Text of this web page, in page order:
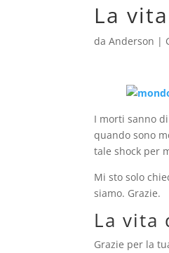
La
daAnderson |
I morti sanno
quando sono
tale shock per
Mi sto solo
siamo. Grazie.
La vita
Grazie per la